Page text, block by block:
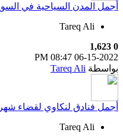
أجمل المدن السياحية في
Tareq Ali
0
1,623
06-15-2022
08:47 PM
بواسطة Tareq Ali
أجمل فنادق لنكاوي لقضاء
Tareq Ali